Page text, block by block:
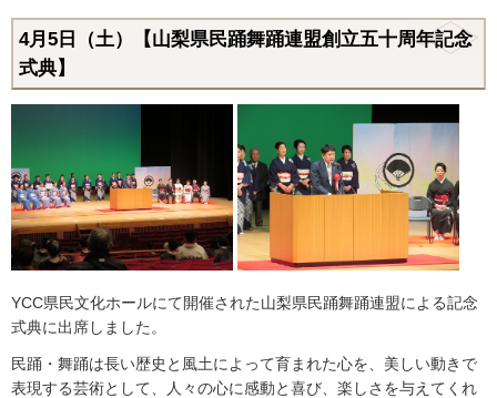
4月5日（土）【山梨県民踊舞踊連盟創立五十周年記念
式典】
YCC県民文化ホールにて開催された山梨県民踊舞踊連盟による記念
式典に出席しました。
民踊・舞踊は長い歴史と風土によって育まれた心を、美しい動きで
表現する芸術として、人々の心に感動と喜び、楽しさを与えてくれ